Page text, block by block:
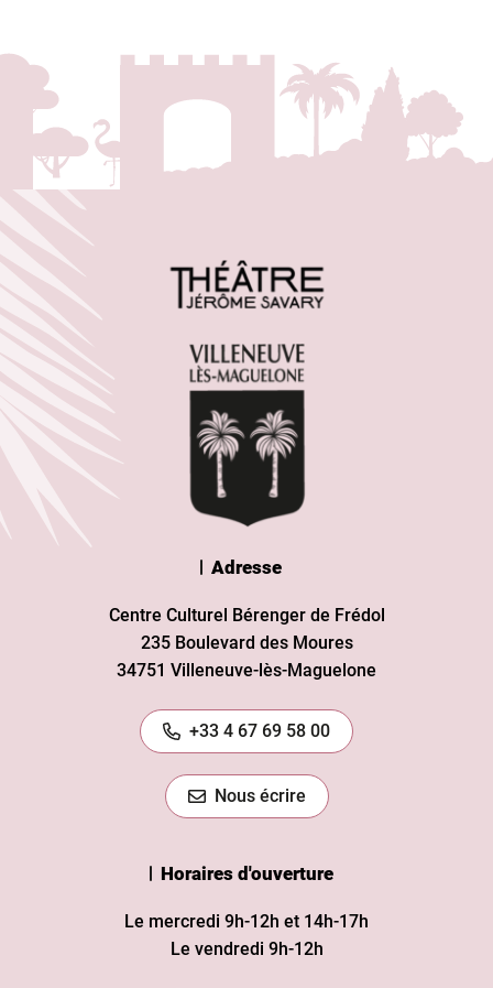
Adresse
Centre Culturel Bérenger de Frédol
235 Boulevard des Moures
34751 Villeneuve-lès-Maguelone
+33 4 67 69 58 00
Nous écrire
Horaires d'ouverture
Le mercredi 9h-12h et 14h-17h
Le vendredi 9h-12h